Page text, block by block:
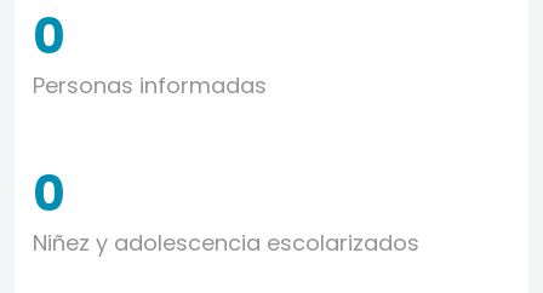
0
Personas informadas
0
Niñez y adolescencia escolarizados